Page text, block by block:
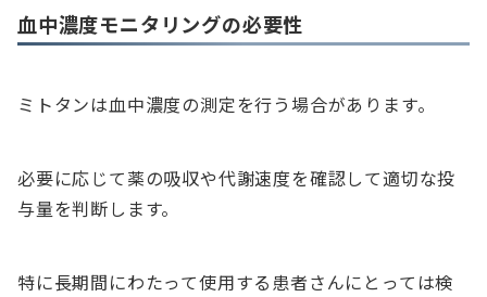
血中濃度モニタリングの必要性
ミトタンは血中濃度の測定を行う場合があります。
必要に応じて薬の吸収や代謝速度を確認して適切な投
与量を判断します。
特に長期間にわたって使用する患者さんにとっては検